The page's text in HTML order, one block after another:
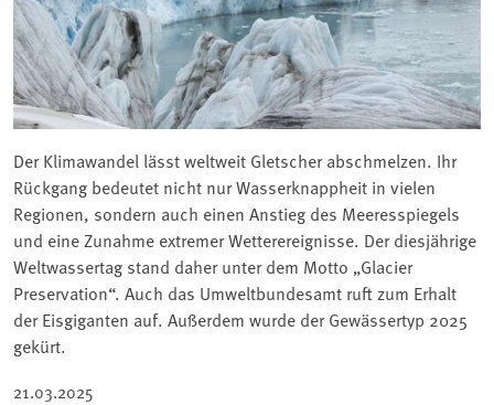
Der Klimawandel lässt weltweit Gletscher abschmelzen. Ihr
Rückgang bedeutet nicht nur Wasserknappheit in vielen
Regionen, sondern auch einen Anstieg des Meeresspiegels
und eine Zunahme extremer Wetterereignisse. Der diesjährige
Weltwassertag stand daher unter dem Motto „Glacier
Preservation“. Auch das Umweltbundesamt ruft zum Erhalt
der Eisgiganten auf. Außerdem wurde der Gewässertyp 2025
gekürt.
21.03.2025